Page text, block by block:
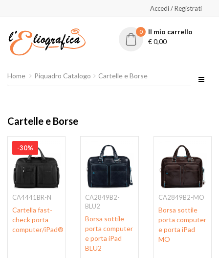
Accedi / Registrati
0
Il mio carrello
€0,00
Home Piquadro Catalogo Cartelle e Borse
Cartelle e Borse
-30%
CA4441BR-N
Cartella fast-
check porta
computer/iPad®
CA2849B2-
BLU2
Borsa sottile
porta computer
e porta iPad
BLU2
CA2849B2-MO
Borsa sottile
porta computer
e porta iPad
MO